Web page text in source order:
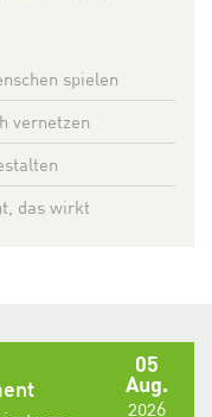
spielen
vernetzen
das wirkt
05
Aug.
2026